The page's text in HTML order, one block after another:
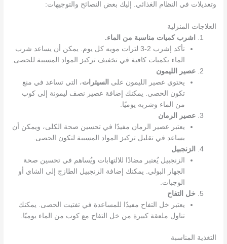
وتعديلات في النظام الغذائي. إليك بعض النصائح والتوجيهات:
العلاجات المنزلية
اشرب كميات مناسبة من الماء.
تأكد إشرب 2-3 لترات مويه كل يوم. يمكن أن يساعد شرب
الماء بكميات كافية في تخفيف تركيز المواد المسببة للحصى.
عصير الليمون
يحتوي عصير الليمون على السيترات، التي تساعد في منع
تكون الحصى. يمكنك إضافة عصير نصف ليمونة إلى كوب
من الماء وشربه يوميًا.
عصير الرمان
يعتبر عصير الرمان مفيدًا في تحسين صحة الكلى، ويمكن أن
يساعد في تقليل تركيز المواد المسببة لتكون الحصى.
الزنجبيل
الزنجبيل يُعتبر مضادًا للالتهابات ويُساهم في تحسين صحة
الجهاز البولي. يمكنك إضافة الزنجبيل الطازج إلى الشاي أو
الوجبات.
خل التفاح
يعتبر خل التفاح مفيدًا للمساعدة في تفتيت الحصى. يمكنك
تناول ملعقة كبيرة من خل التفاح مع كوب من الماء يوميًا.
التغذية المناسبة